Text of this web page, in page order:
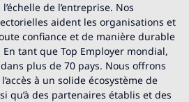
de l’entreprise. Nos
aident les organisations et
confiance et de manière durable
tant que Top Employer mondial,
plus de 70 pays. Nous offrons
à un solide écosystème de
qu’à des partenaires établis et des